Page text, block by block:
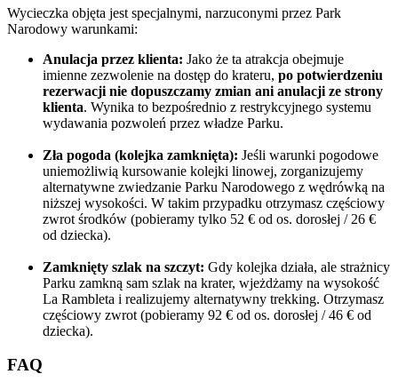
Wycieczka objęta jest specjalnymi, narzuconymi przez Park
Narodowy warunkami:
Anulacja przez klienta: Jako że ta atrakcja obejmuje
imienne zezwolenie na dostęp do krateru, po potwierdzeniu
rezerwacji nie dopuszczamy zmian ani anulacji ze strony
klienta. Wynika to bezpośrednio z restrykcyjnego systemu
wydawania pozwoleń przez władze Parku.
Zła pogoda (kolejka zamknięta): Jeśli warunki pogodowe
uniemożliwią kursowanie kolejki linowej, zorganizujemy
alternatywne zwiedzanie Parku Narodowego z wędrówką na
niższej wysokości. W takim przypadku otrzymasz częściowy
zwrot środków (pobieramy tylko 52 € od os. dorosłej / 26 €
od dziecka).
Zamknięty szlak na szczyt: Gdy kolejka działa, ale strażnicy
Parku zamkną sam szlak na krater, wjeżdżamy na wysokość
La Rambleta i realizujemy alternatywny trekking. Otrzymasz
częściowy zwrot (pobieramy 92 € od os. dorosłej / 46 € od
dziecka).
FAQ